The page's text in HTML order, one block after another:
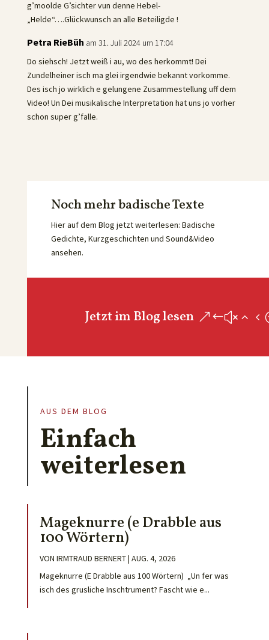
g’moolde G’sichter vun denne Hebel-
„Helde“….Glückwunsch an alle Beteiligde !
Petra RieBüh am 31. Juli 2024 um 17:04
Do siehsch! Jetzt weiß i au, wo des herkommt! Dei
Zundelheiner isch ma glei irgendwie bekannt vorkomme.
Des isch jo wirklich e gelungene Zusammestellung uff dem
Video! Un Dei musikalische Interpretation hat uns jo vorher
schon super g’falle.
Noch mehr badische Texte
Hier auf dem Blog jetzt weiterlesen: Badische
Gedichte, Kurzgeschichten und Sound&Video
ansehen.
Jetzt im Blog lesen
AUS DEM BLOG
Einfach
weiterlesen
Mageknurre (e Drabble aus
100 Wörtern)
VON IRMTRAUD BERNERT| AUG. 4, 2026
Mageknurre (E Drabble aus 100 Wörtern) „Un fer was
isch des grusliche Inschtrument? Fascht wie e...